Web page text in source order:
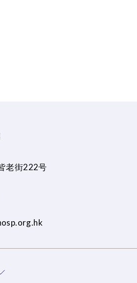
老街222号